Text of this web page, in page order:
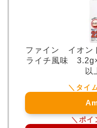
ファイン イオン
ライチ風味
以